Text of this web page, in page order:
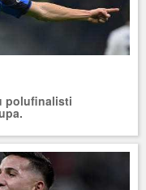
polufinalisti